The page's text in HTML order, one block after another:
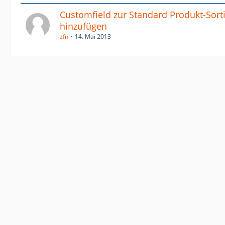
Customfield zur Standard Produkt-
hinzufügen
zfn 14. Mai 2013